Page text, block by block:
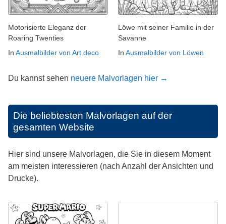
Motorisierte Eleganz der
Roaring Twenties
In Ausmalbilder von Art deco
Löwe mit seiner Familie in der
Savanne
In Ausmalbilder von Löwen
Du kannst sehen neuere Malvorlagen hier →
Die beliebtesten Malvorlagen auf der
gesamten Website
Hier sind unsere Malvorlagen, die Sie in diesem Moment
am meisten interessieren (nach Anzahl der Ansichten und
Drucke).